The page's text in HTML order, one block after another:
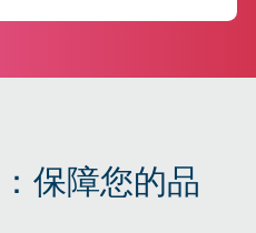
保障您的品